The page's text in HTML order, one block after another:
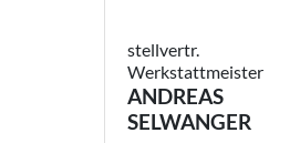
stellvertr.
Werkstattmeister
ANDREAS
SELWANGER